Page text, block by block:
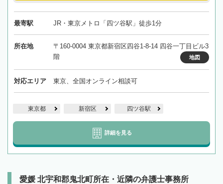
最寄駅 JR・東京メトロ「四ツ谷駅」徒歩1分
所在地
〒160-0004 東京都新宿区四谷1-8-14 四谷一丁目ビル3
階
地図
対応エリア 東京、全国オンライン相談可
東京都 新宿区 四ツ谷駅
詳細を見る
愛媛 北宇和郡鬼北町所在・近隣の弁護士事務所